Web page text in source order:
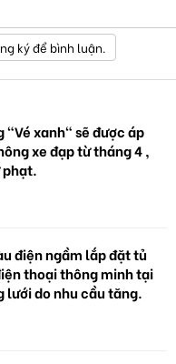
ký để bình luận.
"Vé xanh" sẽ được áp
xe đạp từ tháng 4 ,
phạt.
điện ngầm lắp đặt tủ
thoại thông minh tại
lưới do nhu cầu tăng.